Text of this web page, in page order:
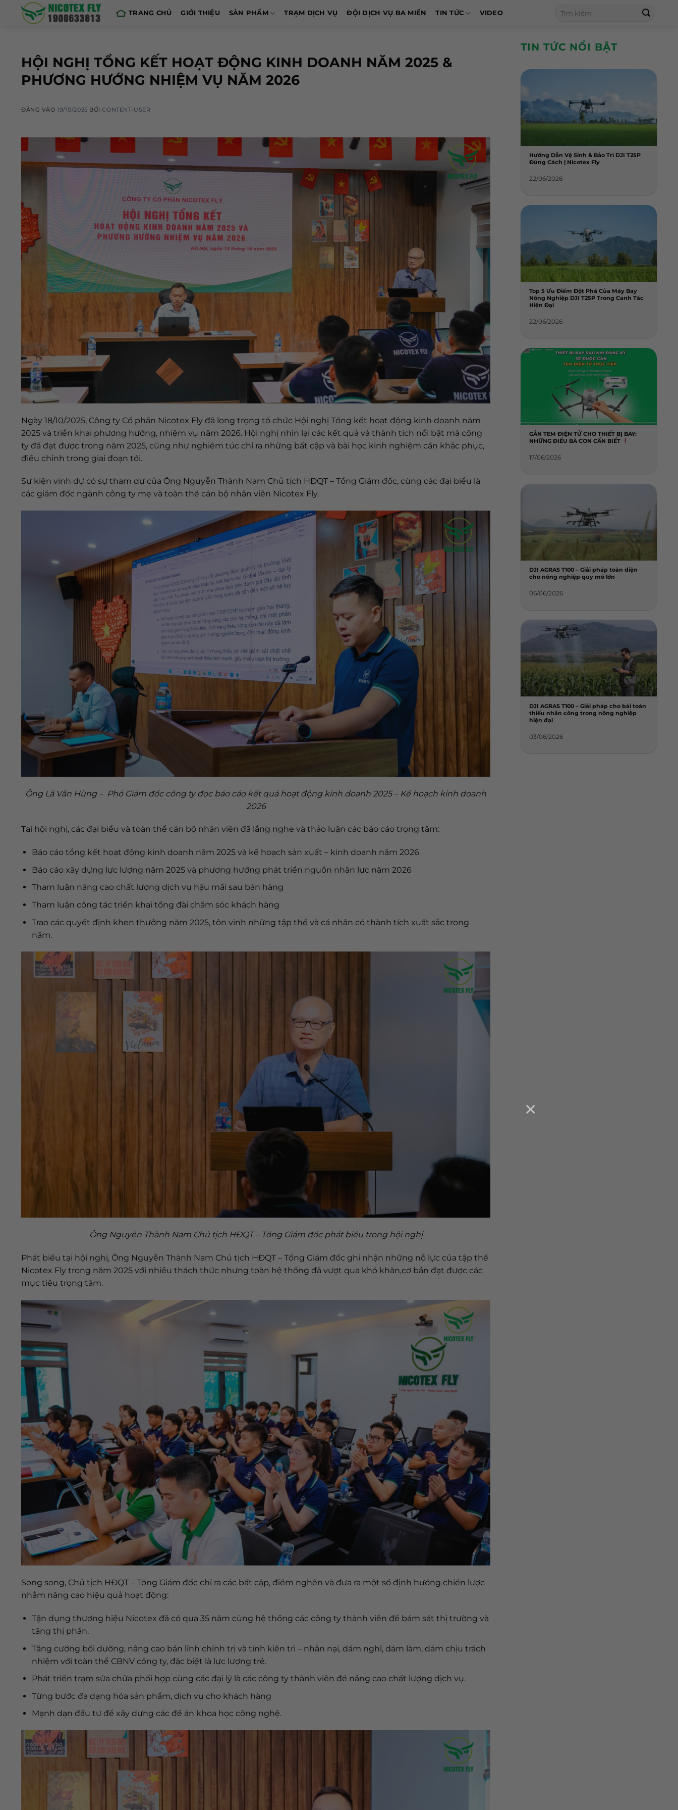
×
TRANG CHỦ GIỚI THIỆU SẢN PHẨM TRẠM DỊCH VỤ ĐỘI DỊCH VỤ BA MIỀN TIN TỨC VIDEO
HỘI NGHỊ TỔNG KẾT HOẠT ĐỘNG KINH DOANH NĂM 2025 &
PHƯƠNG HƯỚNG NHIỆM VỤ NĂM 2026
ĐĂNG VÀO19/10/2025 BỞICONTENT-USER
Ngày 18/10/2025, Công ty Cổ phần Nicotex Fly đã long trọng tổ chức Hội nghị Tổng kết hoạt động kinh doanh năm
2025 và triển khai phương hướng, nhiệm vụ năm 2026. Hội nghị nhìn lại các kết quả và thành tích nổi bật mà công
ty đã đạt được trong năm 2025, cũng như nghiêm túc chỉ ra những bất cập và bài học kinh nghiệm cần khắc phục,
điều chỉnh trong giai đoạn tới.
Sự kiện vinh dự có sự tham dự của Ông Nguyễn Thành Nam Chủ tịch HĐQT – Tổng Giám đốc, cùng các đại biểu là
các giám đốc ngành công ty mẹ và toàn thể cán bộ nhân viên Nicotex Fly.
Ông Lã Văn Hùng – Phó Giám đốc công ty đọc báo cáo kết quả hoạt động kinh doanh 2025 – Kế hoạch kinh doanh
2026
Tại hội nghị, các đại biểu và toàn thể cán bộ nhân viên đã lắng nghe và thảo luận các báo cáo trọng tâm:
Báo cáo tổng kết hoạt động kinh doanh năm 2025 và kế hoạch sản xuất – kinh doanh năm 2026
Báo cáo xây dựng lực lượng năm 2025 và phương hướng phát triển nguồn nhân lực năm 2026
Tham luận nâng cao chất lượng dịch vụ hậu mãi sau bán hàng
Tham luận công tác triển khai tổng đài chăm sóc khách hàng
Trao các quyết định khen thưởng năm 2025, tôn vinh những tập thể và cá nhân có thành tích xuất sắc trong
năm.
Ông Nguyễn Thành Nam Chủ tịch HĐQT – Tổng Giám đốc phát biểu trong hội nghị
Phát biểu tại hội nghị, Ông Nguyễn Thành Nam Chủ tịch HĐQT – Tổng Giám đốc ghi nhận những nỗ lực của tập thể
Nicotex Fly trong năm 2025 với nhiều thách thức nhưng toàn hệ thống đã vượt qua khó khăn,cơ bản đạt được các
mục tiêu trọng tâm.
Song song, Chủ tịch HĐQT – Tổng Giám đốc chỉ ra các bất cập, điểm nghẽn và đưa ra một số định hướng chiến lược
nhằm nâng cao hiệu quả hoạt động:
Tận dụng thương hiệu Nicotex đã có qua 35 năm cùng hệ thống các công ty thành viên để bám sát thị trường và
tăng thị phần.
Tăng cường bồi dưỡng, nâng cao bản lĩnh chính trị và tính kiên trì – nhẫn nại, dám nghĩ, dám làm, dám chịu trách
nhiệm với toàn thể CBNV công ty, đặc biệt là lực lượng trẻ.
Phát triển trạm sửa chữa phối hợp cùng các đại lý là các công ty thành viên để nâng cao chất lượng dịch vụ.
Từng bước đa dạng hóa sản phẩm, dịch vụ cho khách hàng
Mạnh dạn đầu tư để xây dựng các đề án khoa học công nghệ.
TIN TỨC NỔI BẬT
Hướng Dẫn Vệ Sinh & Bảo Trì DJI T25P
Đúng Cách | Nicotex Fly
22/06/2026
Top 5 Ưu Điểm Đột Phá Của Máy Bay
Nông Nghiệp DJI T25P Trong Canh Tác
Hiện Đại
22/06/2026
GẮN TEM ĐIỆN TỬ CHO THIẾT BỊ BAY:
NHỮNG ĐIỀU BÀ CON CẦN BIẾT
17/06/2026
DJI AGRAS T100 – Giải pháp toàn diện
cho nông nghiệp quy mô lớn
06/06/2026
DJI AGRAS T100 – Giải pháp cho bài toán
thiếu nhân công trong nông nghiệp
hiện đại
03/06/2026